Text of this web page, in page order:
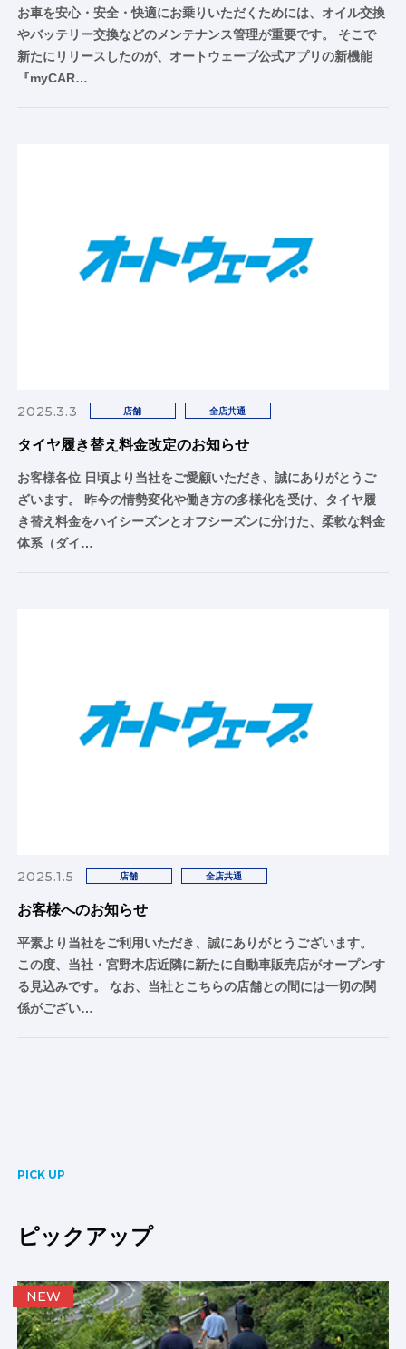
お車を安心・安全・快適にお乗りいただくためには、オイル交換
やバッテリー交換などのメンテナンス管理が重要です。 そこで
新たにリリースしたのが、オートウェーブ公式アプリの新機能
『myCAR…
2025.3.3 店舗 全店共通
タイヤ履き替え料金改定のお知らせ
お客様各位 日頃より当社をご愛顧いただき、誠にありがとうご
ざいます。 昨今の情勢変化や働き方の多様化を受け、タイヤ履
き替え料金をハイシーズンとオフシーズンに分けた、柔軟な料金
体系（ダイ…
2025.1.5 店舗 全店共通
お客様へのお知らせ
平素より当社をご利用いただき、誠にありがとうございます。
この度、当社・宮野木店近隣に新たに自動車販売店がオープンす
る見込みです。 なお、当社とこちらの店舗との間には一切の関
係がござい…
PICK UP
ピックアップ
NEW